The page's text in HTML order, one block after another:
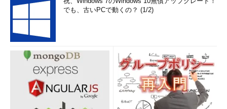
でも、古いPCで動くの？ (1/2)